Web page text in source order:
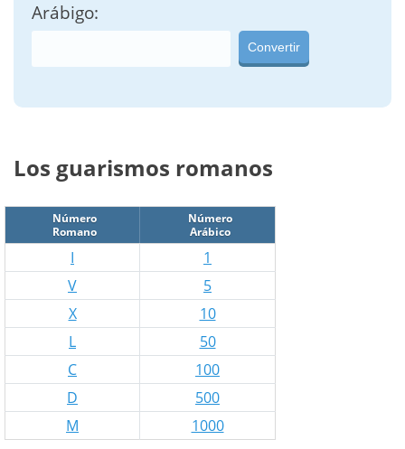
Arábigo:
Convertir
Los guarismos romanos
Número
Romano
Número
Arábico
I
1
V
5
X
10
L
50
C
100
D
500
M
1000